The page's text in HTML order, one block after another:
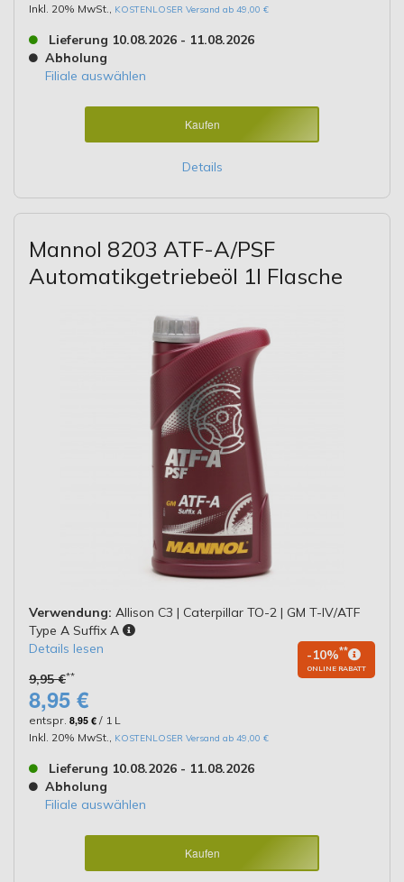
Inkl. 20% MwSt., KOSTENLOSER Versand ab 49,00 €
Lieferung 10.08.2026 - 11.08.2026
Abholung
Filiale auswählen
Kaufen
Details
Mannol 8203 ATF-A/PSF
Automatikgetriebeöl 1l Flasche
Verwendung: Allison C3 | Caterpillar TO-2 | GM T-IV/ATF
Type A Suffix A
Details lesen
9,95 €**
-10%**
ONLINE RABATT
8,95 €
entspr. 8,95 € / 1 L
Inkl. 20% MwSt., KOSTENLOSER Versand ab 49,00 €
Lieferung 10.08.2026 - 11.08.2026
Abholung
Filiale auswählen
Kaufen